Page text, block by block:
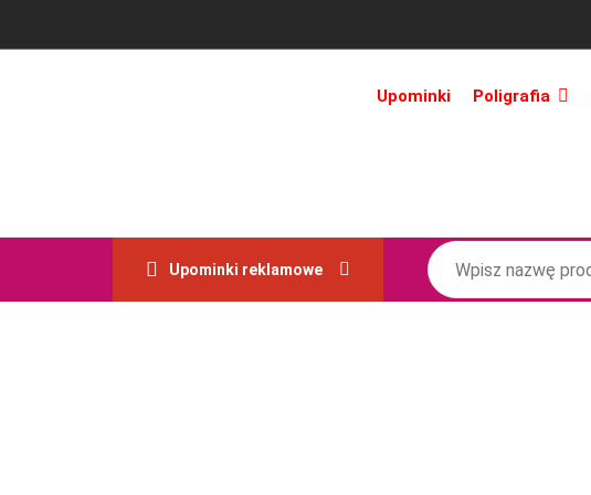
Upominki Poligrafia
Upominki reklamowe